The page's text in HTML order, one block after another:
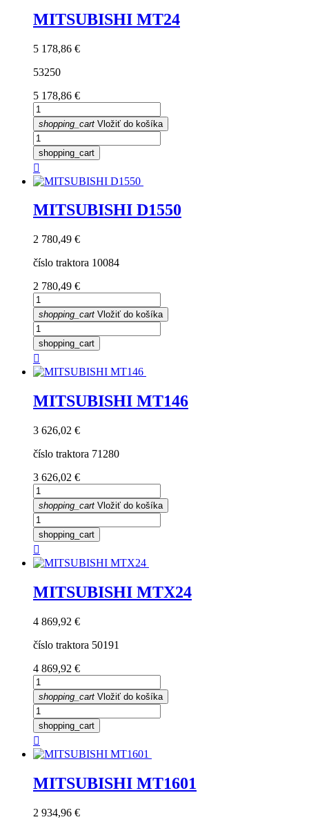
MITSUBISHI MT24
Cena
5 178,86 €
53250
Cena
5 178,86 €
shopping_cart Vložiť do košíka
shopping_cart

MITSUBISHI D1550
Cena
2 780,49 €
číslo traktora 10084
Cena
2 780,49 €
shopping_cart Vložiť do košíka
shopping_cart

MITSUBISHI MT146
Cena
3 626,02 €
číslo traktora 71280
Cena
3 626,02 €
shopping_cart Vložiť do košíka
shopping_cart

MITSUBISHI MTX24
Cena
4 869,92 €
číslo traktora 50191
Cena
4 869,92 €
shopping_cart Vložiť do košíka
shopping_cart

MITSUBISHI MT1601
Cena
2 934,96 €